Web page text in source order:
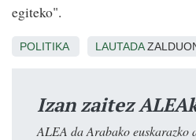
egiteko".
POLITIKA LAUTADA
Izan zaitez
ALEA da Arabako euskarazko